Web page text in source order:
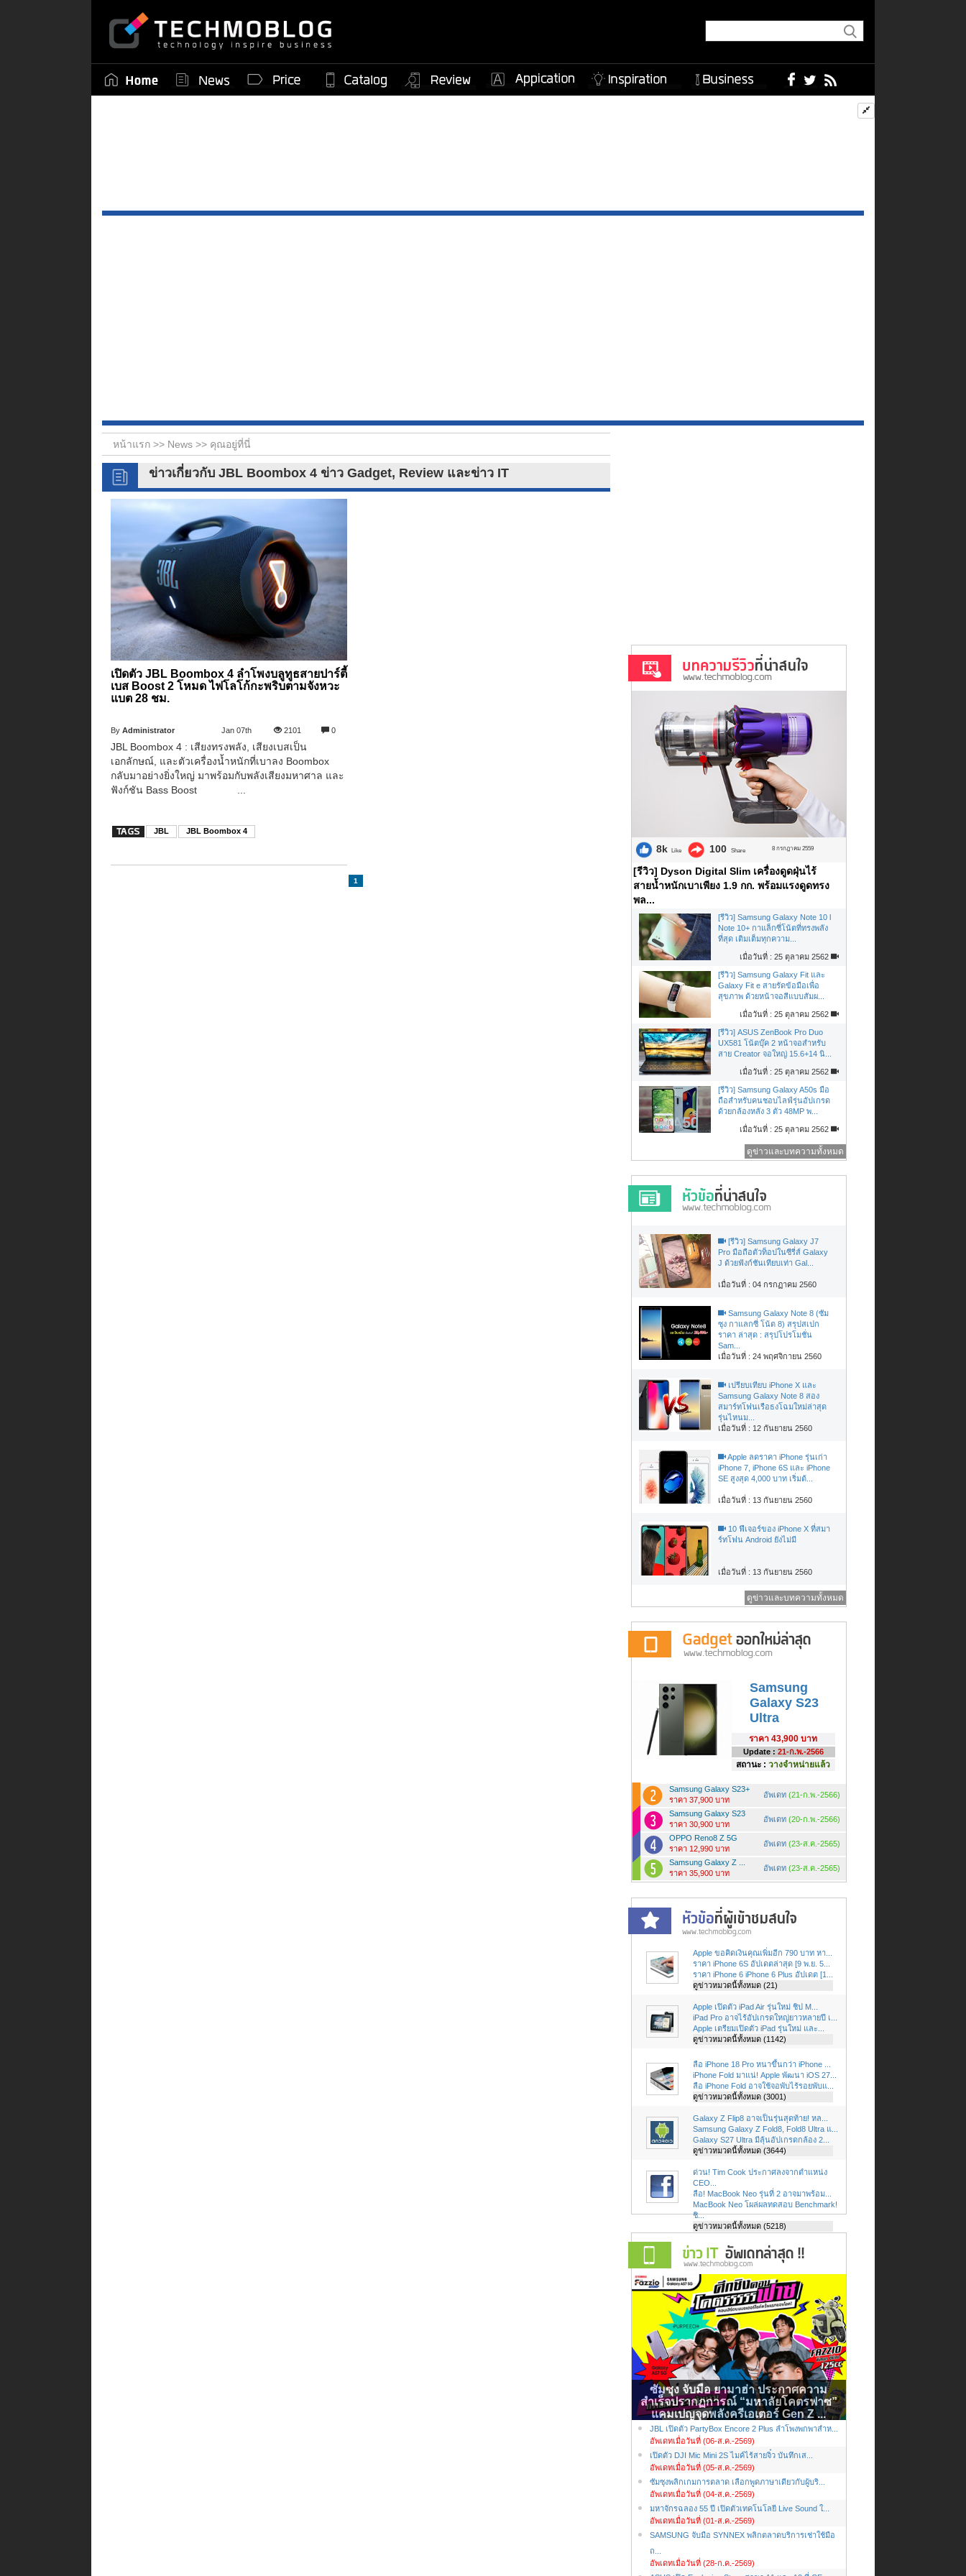
หน้าแรก >> News >> คุณอยู่ที่นี่
ข่าวเกี่ยวกับ JBL Boombox 4 ข่าว Gadget, Review และข่าว IT
เปิดตัว JBL Boombox 4 ลำโพงบลูทูธสายปาร์ตี้
เบส Boost 2 โหมด ไฟโลโก้กะพริบตามจังหวะ
แบต 28 ชม.
ByAdministrator Jan 07th 2101 0
JBL Boombox 4 : เสียงทรงพลัง, เสียงเบสเป็น
เอกลักษณ์, และตัวเครื่องน้ำหนักที่เบาลง Boombox
กลับมาอย่างยิ่งใหญ่ มาพร้อมกับพลังเสียงมหาศาล และ
ฟังก์ชัน Bass Boost ...
JBL JBL Boombox 4
1
8k Like 100 Share 8 กรกฎาคม 2559
[รีวิว] Dyson Digital Slim เครื่องดูดฝุ่นไร้
สายน้ำหนักเบาเพียง 1.9 กก. พร้อมแรงดูดทรง
พล...
[รีวิว] Samsung Galaxy Note 10 l
Note 10+ กาแล็กซี่โน้ตที่ทรงพลัง
ที่สุด เติมเต็มทุกความ...
เมื่อวันที่ : 25 ตุลาคม 2562
[รีวิว] Samsung Galaxy Fit และ
Galaxy Fit e สายรัดข้อมือเพื่อ
สุขภาพ ด้วยหน้าจอสีแบบสัมผ...
เมื่อวันที่ : 25 ตุลาคม 2562
[รีวิว] ASUS ZenBook Pro Duo
UX581 โน้ตบุ๊ค 2 หน้าจอสำหรับ
สาย Creator จอใหญ่ 15.6+14 นิ...
เมื่อวันที่ : 25 ตุลาคม 2562
[รีวิว] Samsung Galaxy A50s มือ
ถือสำหรับคนชอบไลฟ์รุ่นอัปเกรด
ด้วยกล้องหลัง 3 ตัว 48MP พ...
เมื่อวันที่ : 25 ตุลาคม 2562
ดูข่าวและบทความทั้งหมด
[รีวิว] Samsung Galaxy J7
Pro มือถือตัวท็อปในซีรี่ส์ Galaxy
J ด้วยฟังก์ชันเทียบเท่า Gal...
เมื่อวันที่ : 04 กรกฏาคม 2560
Samsung Galaxy Note 8 (ซัม
ซุง กาแลกซี่ โน้ต 8) สรุปสเปก
ราคา ล่าสุด : สรุปโปรโมชั่น
Sam...
เมื่อวันที่ : 24 พฤศจิกายน 2560
เปรียบเทียบ iPhone X และ
Samsung Galaxy Note 8 สอง
สมาร์ทโฟนเรือธงโฉมใหม่ล่าสุด
รุ่นไหนม...
เมื่อวันที่ : 12 กันยายน 2560
Apple ลดราคา iPhone รุ่นเก่า
iPhone 7, iPhone 6S และ iPhone
SE สูงสุด 4,000 บาท เริ่มต้...
เมื่อวันที่ : 13 กันยายน 2560
10 ฟีเจอร์ของ iPhone X ที่สมา
ร์ทโฟน Android ยังไม่มี
เมื่อวันที่ : 13 กันยายน 2560
ดูข่าวและบทความทั้งหมด
Samsung
Galaxy S23
Ultra
ราคา 43,900 บาท
Update : 21-ก.พ.-2566
สถานะ : วางจำหน่ายแล้ว
Samsung Galaxy S23+
ราคา 37,900 บาท
อัพเดท (21-ก.พ.-2566)
Samsung Galaxy S23
ราคา 30,900 บาท
อัพเดท (20-ก.พ.-2566)
OPPO Reno8 Z 5G
ราคา 12,990 บาท
อัพเดท (23-ส.ค.-2565)
Samsung Galaxy Z ...
ราคา 35,900 บาท
อัพเดท (23-ส.ค.-2565)
Apple ขอคิดเงินคุณเพิ่มอีก 790 บาท หา...
ราคา iPhone 6S อัปเดตล่าสุด [9 พ.ย. 5...
ราคา iPhone 6 iPhone 6 Plus อัปเดต [1...
ดูข่าวหมวดนี้ทั้งหมด (21)
Apple เปิดตัว iPad Air รุ่นใหม่ ชิป M...
iPad Pro อาจไร้อัปเกรดใหญ่ยาวหลายปี เ...
Apple เตรียมเปิดตัว iPad รุ่นใหม่ และ...
ดูข่าวหมวดนี้ทั้งหมด (1142)
ลือ iPhone 18 Pro หนาขึ้นกว่า iPhone ...
iPhone Fold มาแน่! Apple พัฒนา iOS 27...
ลือ iPhone Fold อาจใช้จอพับไร้รอยพับแ...
ดูข่าวหมวดนี้ทั้งหมด (3001)
Galaxy Z Flip8 อาจเป็นรุ่นสุดท้าย! หล...
Samsung Galaxy Z Fold8, Fold8 Ultra แ...
Galaxy S27 Ultra มีลุ้นอัปเกรดกล้อง 2...
ดูข่าวหมวดนี้ทั้งหมด (3644)
ด่วน! Tim Cook ประกาศลงจากตำแหน่ง
CEO...
ลือ! MacBook Neo รุ่นที่ 2 อาจมาพร้อม...
MacBook Neo โผล่ผลทดสอบ Benchmark!
ชิ...
ดูข่าวหมวดนี้ทั้งหมด (5218)
ซัมซุง จับมือ ยามาฮ่า ประกาศความ
สำเร็จปรากฏการณ์ “มหาลัยโคตรฟาซ”
แคมเปญจุดพลังครีเอเตอร์ Gen Z ...
JBL เปิดตัว PartyBox Encore 2 Plus ลำโพงพกพาสำห...
อัพเดทเมื่อวันที่ (06-ส.ค.-2569)
เปิดตัว DJI Mic Mini 2S ไมค์ไร้สายจิ๋ว บันทึกเส...
อัพเดทเมื่อวันที่ (05-ส.ค.-2569)
ซัมซุงพลิกเกมการตลาด เลือกพูดภาษาเดียวกับผู้บริ...
อัพเดทเมื่อวันที่ (04-ส.ค.-2569)
มหาจักรฉลอง 55 ปี เปิดตัวเทคโนโลยี Live Sound ใ...
อัพเดทเมื่อวันที่ (01-ส.ค.-2569)
SAMSUNG จับมือ SYNNEX พลิกตลาดบริการเช่าใช้มือ
ถ...
อัพเดทเมื่อวันที่ (28-ก.ค.-2569)